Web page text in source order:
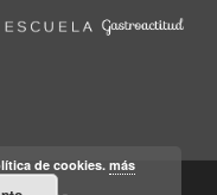
de cookies.más